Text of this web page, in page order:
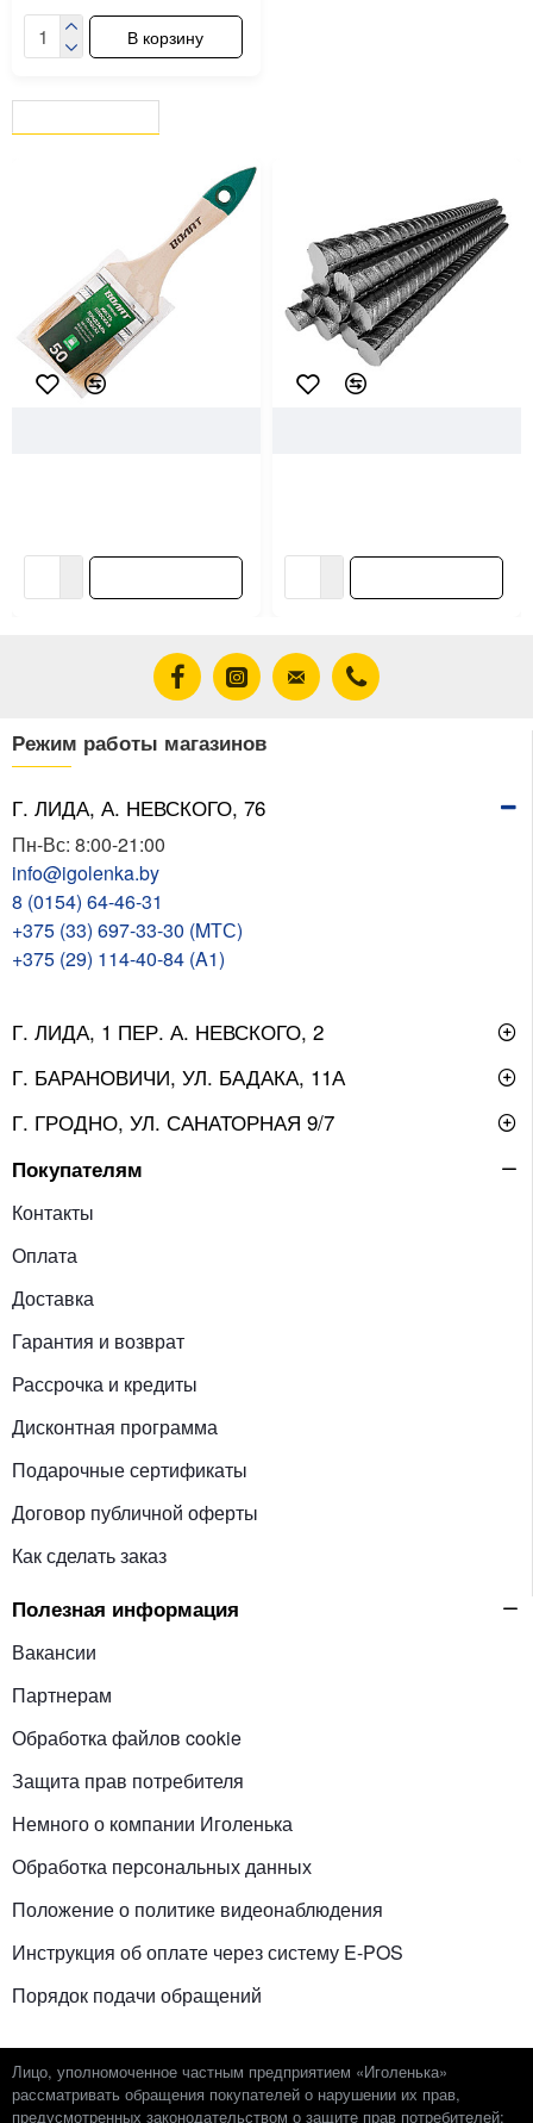
В корзину
Режим работы магазинов
Г. ЛИДА, А. НЕВСКОГО, 76
Пн-Вс: 8:00-21:00
info@igolenka.by
8 (0154) 64-46-31
+375 (33) 697-33-30 (MТС)
+375 (29) 114-40-84 (A1)
Г. ЛИДА, 1 ПЕР. А. НЕВСКОГО, 2
Г. БАРАНОВИЧИ, УЛ. БАДАКА, 11А
Г. ГРОДНО, УЛ. САНАТОРНАЯ 9/7
Покупателям
Контакты
Оплата
Доставка
Гарантия и возврат
Рассрочка и кредиты
Дисконтная программа
Подарочные сертификаты
Договор публичной оферты
Как сделать заказ
Полезная информация
Вакансии
Партнерам
Обработка файлов cookie
Защита прав потребителя
Немного о компании Иголенька
Обработка персональных данных
Положение о политике видеонаблюдения
Инструкция об оплате через систему E-POS
Порядок подачи обращений
Лицо, уполномоченное частным предприятием «Иголенька»
рассматривать обращения покупателей о нарушении их прав,
предусмотренных законодательством о защите прав потребителей: